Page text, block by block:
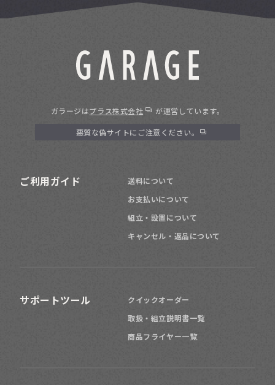
ガラージはプラス株式会社 が運営しています。
悪質な偽サイトにご注意ください。
ご利用ガイド
送料について
お支払いについて
組立・設置について
キャンセル・返品について
サポートツール
クイックオーダー
取扱・組立説明書一覧
商品フライヤー一覧